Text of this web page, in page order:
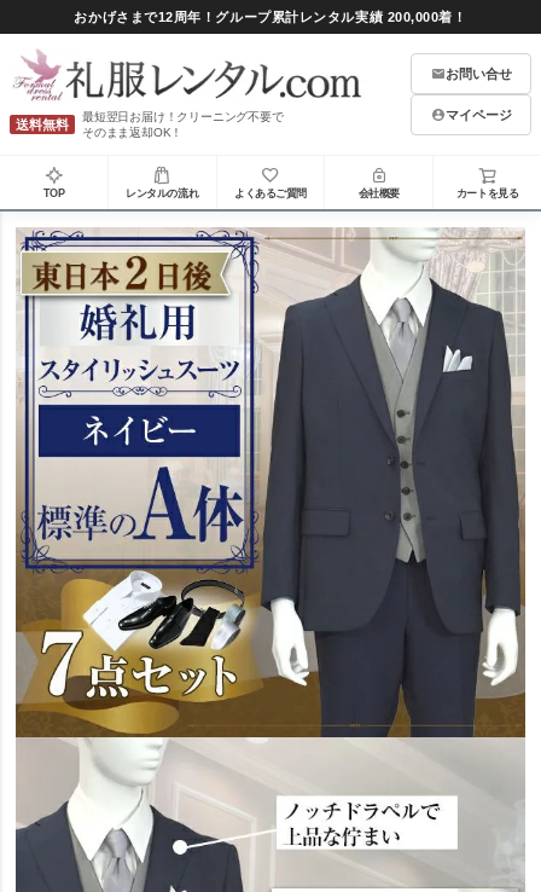
おかげさまで12周年！グループ累計レンタル実績 200,000着！
送料無料
最短翌日お届け！クリーニング不要で
そのまま返却OK！
お問い合せ
マイページ
TOP レンタルの流れ よくあるご質問 会社概要 カートを見る